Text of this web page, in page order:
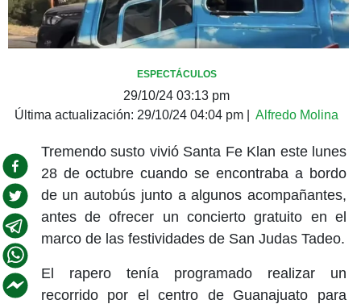
ESPECTÁCULOS
29/10/24 03:13 pm
Última actualización: 29/10/24 04:04 pm Alfredo Molina
Tremendo susto vivió Santa Fe Klan este lunes
28 de octubre cuando se encontraba a bordo
de un autobús junto a algunos acompañantes,
antes de ofrecer un concierto gratuito en el
marco de las festividades de San Judas Tadeo.
El rapero tenía programado realizar un
recorrido por el centro de Guanajuato para